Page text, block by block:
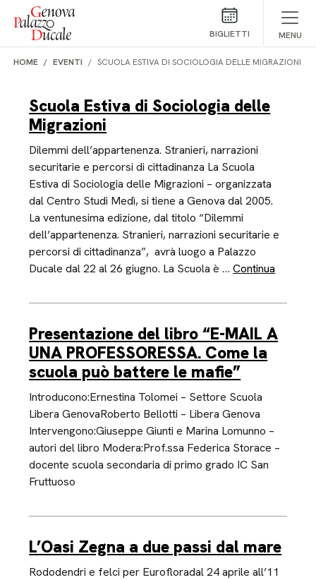
Salta al contenuto
BIGLIETTI MENU
HOME EVENTI SCUOLA ESTIVA DI SOCIOLOGIA DELLE MIGRAZIONI
Scuola Estiva di Sociologia delle
Migrazioni
Dilemmi dell’appartenenza. Stranieri, narrazioni
securitarie e percorsi di cittadinanza La Scuola
Estiva di Sociologia delle Migrazioni – organizzata
dal Centro Studi Medì, si tiene a Genova dal 2005.
La ventunesima edizione, dal titolo “Dilemmi
dell’appartenenza. Stranieri, narrazioni securitarie e
percorsi di cittadinanza”, avrà luogo a Palazzo
Ducale dal 22 al 26 giugno. La Scuola è …Continua
Presentazione del libro “E-MAIL A
UNA PROFESSORESSA. Come la
scuola può battere le mafie”
Introducono:Ernestina Tolomei – Settore Scuola
Libera GenovaRoberto Bellotti – Libera Genova
Intervengono:Giuseppe Giunti e Marina Lomunno –
autori del libro Modera:Prof.ssa Federica Storace –
docente scuola secondaria di primo grado IC San
Fruttuoso
L’Oasi Zegna a due passi dal mare
Rododendri e felci per Eurofloradal 24 aprile all’11